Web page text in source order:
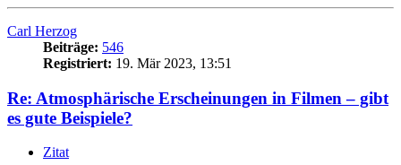
Carl Herzog
Beiträge: 546
Registriert: 19. Mär 2023, 13:51
Re: Atmosphärische Erscheinungen in Filmen – gibt
es gute Beispiele?
Zitat